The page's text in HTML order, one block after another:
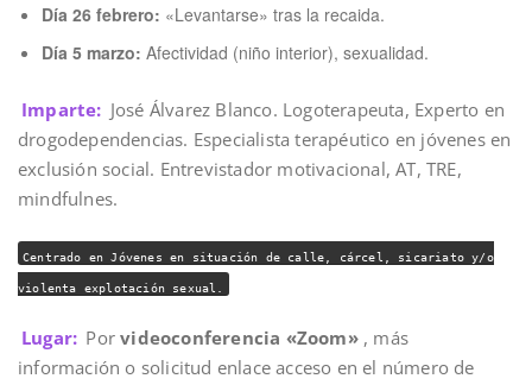
Día 26 febrero: «Levantarse» tras la recaida.
Día 5 marzo: Afectividad (niño interior), sexualidad.
Imparte: José Álvarez Blanco. Logoterapeuta, Experto en
drogodependencias. Especialista terapéutico en jóvenes en
exclusión social. Entrevistador motivacional, AT, TRE,
mindfulnes.
Centrado en Jóvenes en situación de calle, cárcel, sicariato y/o
violenta explotación sexual.
Lugar: Porvideoconferencia «Zoom» , más
información o solicitud enlace acceso en el número de